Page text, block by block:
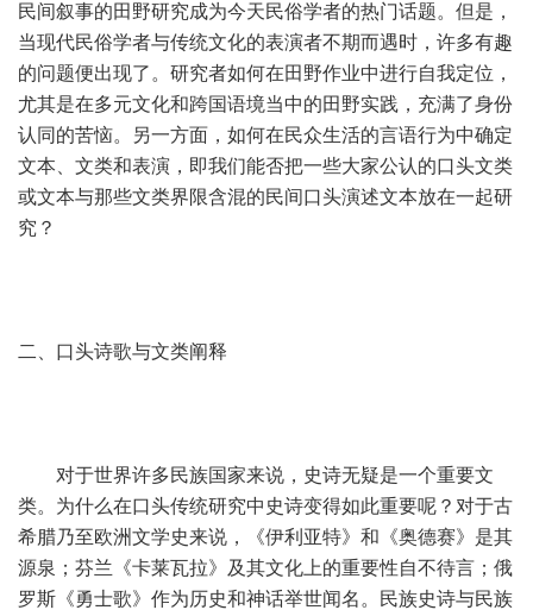
民间叙事的田野研究成为今天民俗学者的热门话题。但是，
当现代民俗学者与传统文化的表演者不期而遇时，许多有趣
的问题便出现了。研究者如何在田野作业中进行自我定位，
尤其是在多元文化和跨国语境当中的田野实践，充满了身份
认同的苦恼。另一方面，如何在民众生活的言语行为中确定
文本、文类和表演，即我们能否把一些大家公认的口头文类
或文本与那些文类界限含混的民间口头演述文本放在一起研
究？
二、口头诗歌与文类阐释
对于世界许多民族国家来说，史诗无疑是一个重要文
类。为什么在口头传统研究中史诗变得如此重要呢？对于古
希腊乃至欧洲文学史来说，《伊利亚特》和《奥德赛》是其
源泉；芬兰《卡莱瓦拉》及其文化上的重要性自不待言；俄
罗斯《勇士歌》作为历史和神话举世闻名。民族史诗与民族